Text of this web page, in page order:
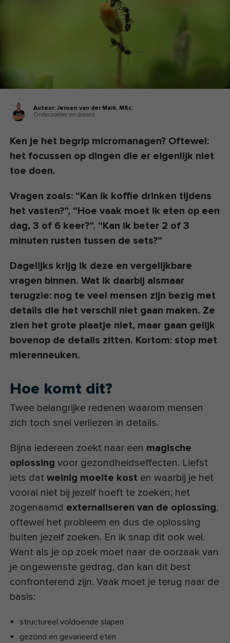
Auteur: Jeroen van der Mark, MSc.
Onderzoeker en docent
Ken je het begrip micromanagen? Oftewel:
het focussen op dingen die er eigenlijk niet
toe doen.
Vragen zoals: “Kan ik koffie drinken tijdens
het vasten?”, “Hoe vaak moet ik eten op een
dag, 3 of 6 keer?”. “Kan ik beter 2 of 3
minuten rusten tussen de sets?”
Dagelijks krijg ik deze en vergelijkbare
vragen binnen. Wat ik daarbij alsmaar
terugzie: nog te veel mensen zijn bezig met
details die het verschil niet gaan maken. Ze
zien het grote plaatje niet, maar gaan gelijk
bovenop de details zitten. Kortom: stop met
mierenneuken.
Hoe komt dit?
Twee belangrijke redenen waarom mensen
zich toch snel verliezen in details.
Bijna iedereen zoekt naar een magische
oplossing voor gezondheidseffecten. Liefst
iets datweinig moeite kost en waarbij je het
vooral niet bij jezelf hoeft te zoeken; het
zogenaamd externaliseren van de oplossing,
oftewel het probleem en dus de oplossing
buiten jezelf zoeken. En ik snap dit ook wel.
Want als je op zoek moet naar de oorzaak van
je ongewenste gedrag, dan kan dit best
confronterend zijn. Vaak moet je terug naar de
basis:
structureel voldoende slapen
gezond en gevarieerd eten